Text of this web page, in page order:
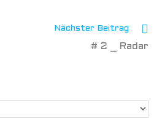
Nächster Beitrag
# 2 _ Radar